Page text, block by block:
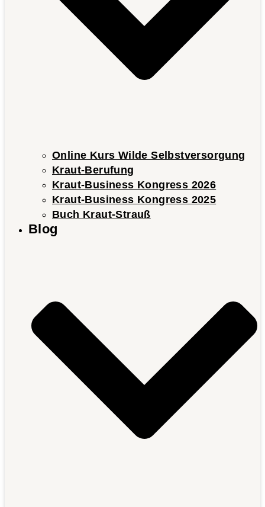
Online Kurs Wilde Selbstversorgung
Kraut-Berufung
Kraut-Business Kongress 2026
Kraut-Business Kongress 2025
Buch Kraut-Strauß
Blog